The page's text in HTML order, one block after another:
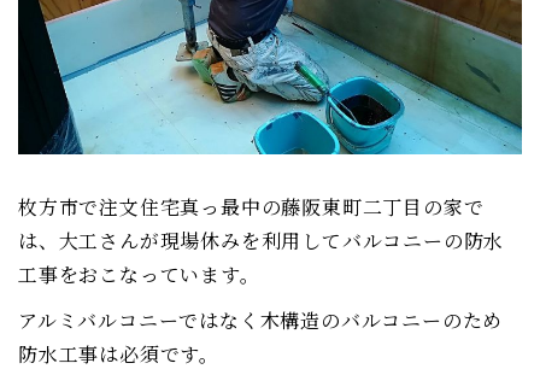
枚方市で注文住宅真っ最中の藤阪東町二丁目の家で
は、大工さんが現場休みを利用してバルコニーの防水
工事をおこなっています。
アルミバルコニーではなく木構造のバルコニーのため
防水工事は必須です。